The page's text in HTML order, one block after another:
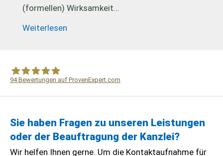
(formellen) Wirksamkeit…
Weiterlesen
WF Frank &Partner Rechtsanwälte
94Bewertungen auf ProvenExpert.com
Sie haben Fragen zu unseren Leistungen
oder der Beauftragung der Kanzlei?
Wir helfen Ihnen gerne. Um die Kontaktaufnahme für